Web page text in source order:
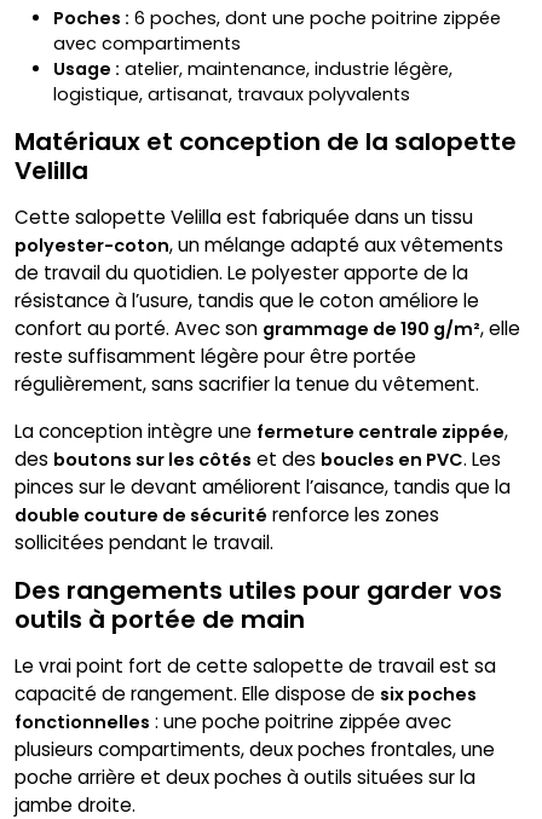
Poches : 6 poches, dont une poche poitrine zippée
avec compartiments
Usage : atelier, maintenance, industrie légère,
logistique, artisanat, travaux polyvalents
Matériaux et conception de la salopette
Velilla
Cette salopette Velilla est fabriquée dans un tissu
polyester-coton, un mélange adapté aux vêtements
de travail du quotidien. Le polyester apporte de la
résistance à l’usure, tandis que le coton améliore le
confort au porté. Avec son grammage de 190 g/m², elle
reste suffisamment légère pour être portée
régulièrement, sans sacrifier la tenue du vêtement.
La conception intègre une fermeture centrale zippée,
des boutons sur les côtés et des boucles en PVC. Les
pinces sur le devant améliorent l’aisance, tandis que la
double couture de sécurité renforce les zones
sollicitées pendant le travail.
Des rangements utiles pour garder vos
outils à portée de main
Le vrai point fort de cette salopette de travail est sa
capacité de rangement. Elle dispose de six poches
fonctionnelles : une poche poitrine zippée avec
plusieurs compartiments, deux poches frontales, une
poche arrière et deux poches à outils situées sur la
jambe droite.